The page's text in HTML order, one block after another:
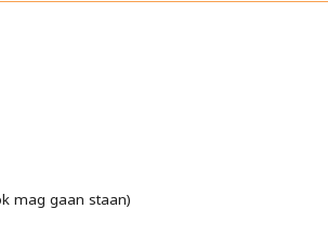
mag gaan staan)